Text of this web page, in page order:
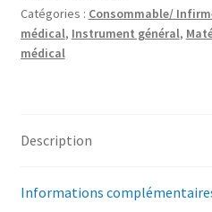
Catégories : Consommable/
médical, Instrument général,
médical
Description
Informations